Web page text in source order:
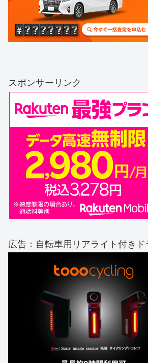
スポンサーリンク
広告：自転車用リアライト付きド